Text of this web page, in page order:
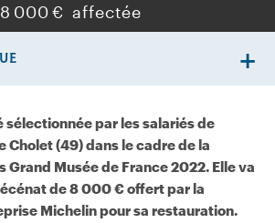
8 000 €
par les salariés de
Cholet (49) dans le cadre de la
Grand Musée de France 2022. Elle va
de 8 000 € offert par la
Michelin pour sa restauration.